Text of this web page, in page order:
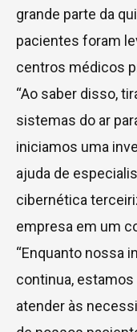
grande parte da
pacientes foram
centros médicos
“Ao saber disso,
sistemas do ar
iniciamos uma
ajuda de
cibernética
empresa em um
“Enquanto nossa
continua,
atender às